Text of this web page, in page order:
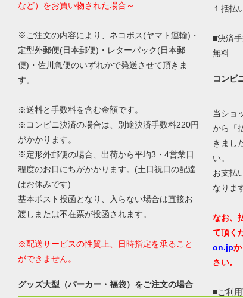
など）をお買い物された場合～
※ご注文の内容により、ネコポス(ヤマト運輸)・
定型外郵便(日本郵便)・レターパック(日本郵
便)・佐川急便のいずれかで発送させて頂きま
す。
※送料と手数料を含む金額です。
※コンビニ決済の場合は、別途決済手数料220円
がかかります。
※定形外郵便の場合、出荷から平均3・4営業日
程度のお日にちがかかります。(土日祝日の配達
はお休みです)
基本ポスト投函となり、入らない場合は直接お
渡しまたは不在票が投函されます。
※配送サービスの性質上、日時指定を承ること
ができません。
グッズ大型（パーカー・福袋）をご注文の場合
１括払
■決済
無料
コンビ
当ショ
から「
きまし
い。
お支払
なりま
なお、
て頂く
on.jp
さい。
■ご利